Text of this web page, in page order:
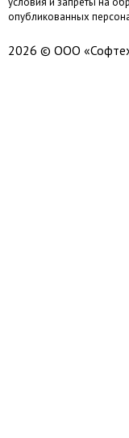
опубликованных
2026 © ООО